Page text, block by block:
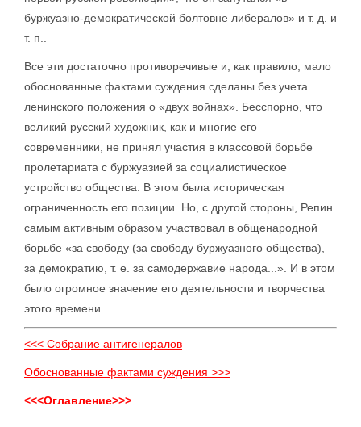
буржуазно-демократической болтовне либералов» и т. д. и
т. п..
Все эти достаточно противоречивые и, как правило, мало
обоснованные фактами суждения сделаны без учета
ленинского положения о «двух войнах». Бесспорно, что
великий русский художник, как и многие его
современники, не принял участия в классовой борьбе
пролетариата с буржуазией за социалистическое
устройство общества. В этом была историческая
ограниченность его позиции. Но, с другой стороны, Репин
самым активным образом участвовал в общенародной
борьбе «за свободу (за свободу буржуазного общества),
за демократию, т. е. за самодержавие народа...». И в этом
было огромное значение его деятельности и творчества
этого времени.
<<< Собрание антигенералов
Обоснованные фактами суждения >>>
<<<Оглавление>>>